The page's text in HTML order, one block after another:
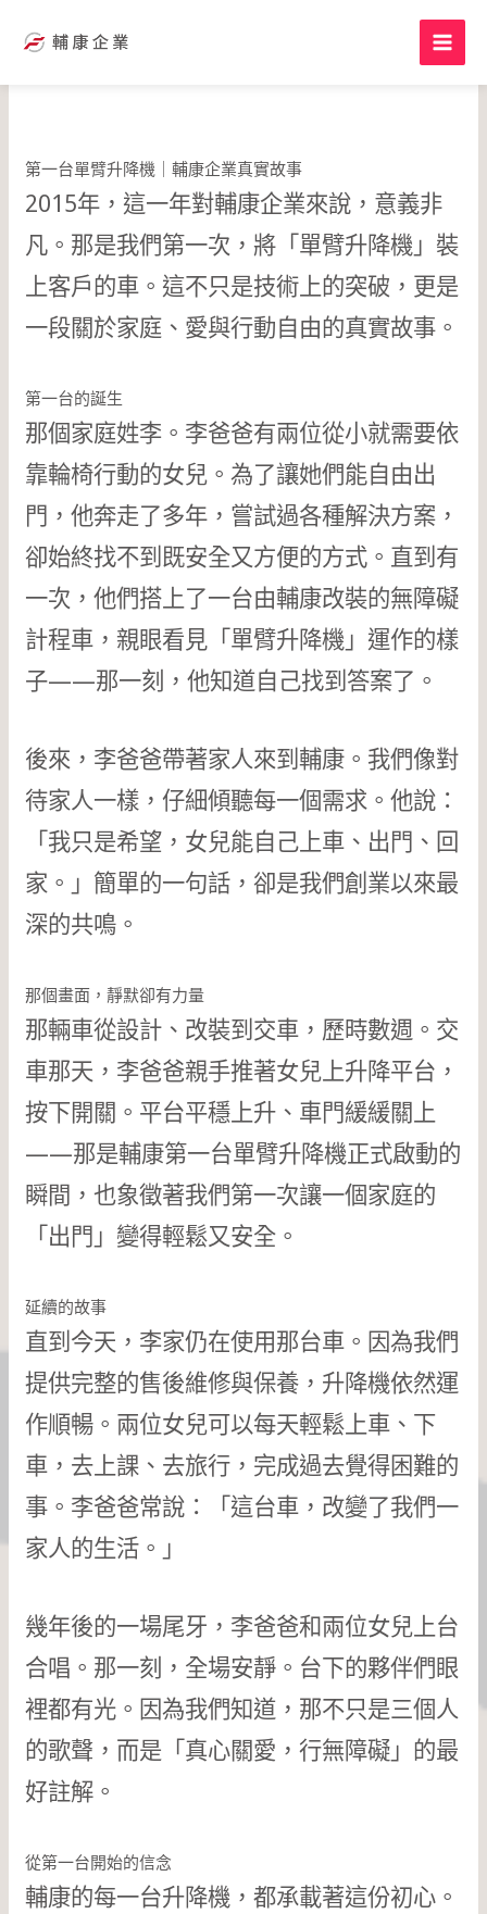
第一台單臂升降機｜輔康企業真實故事
2015年，這一年對輔康企業來說，意義非
凡。那是我們第一次，將「單臂升降機」裝
上客戶的車。這不只是技術上的突破，更是
一段關於家庭、愛與行動自由的真實故事。
第一台的誕生
那個家庭姓李。李爸爸有兩位從小就需要依
靠輪椅行動的女兒。為了讓她們能自由出
門，他奔走了多年，嘗試過各種解決方案，
卻始終找不到既安全又方便的方式。直到有
一次，他們搭上了一台由輔康改裝的無障礙
計程車，親眼看見「單臂升降機」運作的樣
子——那一刻，他知道自己找到答案了。
後來，李爸爸帶著家人來到輔康。我們像對
待家人一樣，仔細傾聽每一個需求。他說：
「我只是希望，女兒能自己上車、出門、回
家。」簡單的一句話，卻是我們創業以來最
深的共鳴。
那個畫面，靜默卻有力量
那輛車從設計、改裝到交車，歷時數週。交
車那天，李爸爸親手推著女兒上升降平台，
按下開關。平台平穩上升、車門緩緩關上
——那是輔康第一台單臂升降機正式啟動的
瞬間，也象徵著我們第一次讓一個家庭的
「出門」變得輕鬆又安全。
延續的故事
直到今天，李家仍在使用那台車。因為我們
提供完整的售後維修與保養，升降機依然運
作順暢。兩位女兒可以每天輕鬆上車、下
車，去上課、去旅行，完成過去覺得困難的
事。李爸爸常說：「這台車，改變了我們一
家人的生活。」
幾年後的一場尾牙，李爸爸和兩位女兒上台
合唱。那一刻，全場安靜。台下的夥伴們眼
裡都有光。因為我們知道，那不只是三個人
的歌聲，而是「真心關愛，行無障礙」的最
好註解。
從第一台開始的信念
輔康的每一台升降機，都承載著這份初心。